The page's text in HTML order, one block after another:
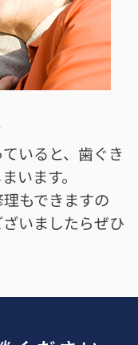
いると、歯ぐき
います。
もできますの
いましたらぜひ